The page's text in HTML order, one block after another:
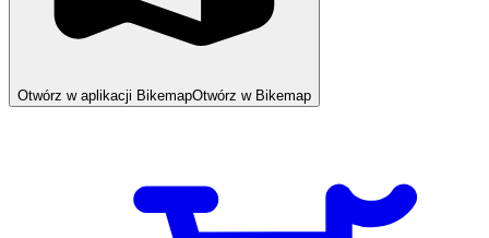
Otwórz w aplikacji BikemapOtwórz w Bikemap